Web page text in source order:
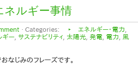
ネルギー事情
· Categories: ‣ エネルギー・電力
ギー サステナビリティ 太陽光 発電 電力
風
なじみのフレーズです。